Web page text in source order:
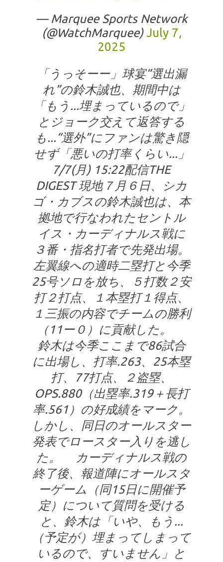
— Marquee Sports Network
(@WatchMarquee)July 7,
2025
「うっそーー」球宴“選出漏
れ”の鈴木誠也、期間中は
「もう...埋まっているので」
とジョーク交えて返答する
も...“選外”にファンは驚き隠
せず「悪いの打率くらい...」
7/7(月) 15:22配信THE
DIGEST 現地７月６日、シカ
ゴ・カブスの鈴木誠也は、本
拠地で行なわれたセントル
イス・カーディナルス戦に
３番・指名打者で先発出場。
左翼線への適時二塁打と今季
25号ソロを放ち、５打数２安
打２打点、１本塁打１得点、
１三振の内容でチームの勝利
（11ー０）に貢献した。
鈴木は今季ここまで86試合
に出場し、打率.263、25本塁
打、77打点、２盗塁、
OPS.880（出塁率.319＋長打
率.561）の好成績をマーク。
しかし、同日のオールスター
発表でロースター入りを逃し
た。 カーディナルス戦の
終了後、報道陣にオールスタ
ーゲーム（同15日に開催予
定）について質問を受ける
と、鈴木は「いや、もう...
（予定が）埋まってしまって
いるので、すいません」と